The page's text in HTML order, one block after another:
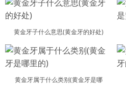
黄金牙子什么意思(黄金牙的好处)
黄金牙属于什么类别(黄金牙是哪